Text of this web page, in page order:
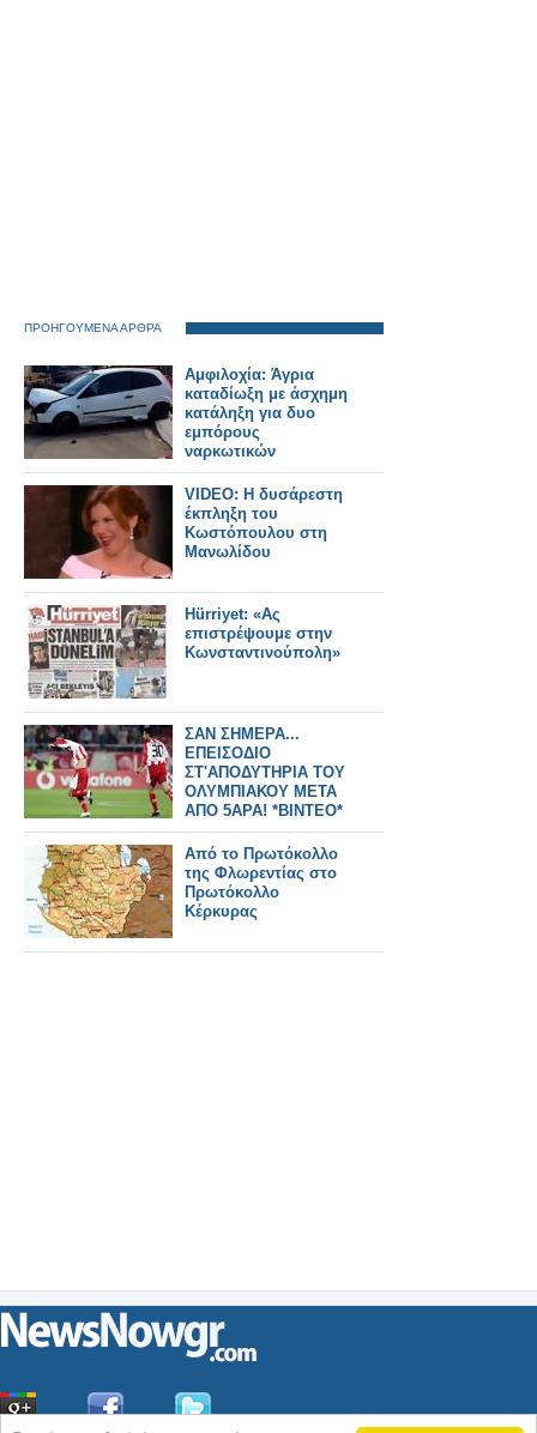
ΠΡΟΗΓΟΥΜΕΝΑ ΑΡΘΡΑ
Αμφιλοχία: Άγρια
καταδίωξη με άσχημη
κατάληξη για δυο
εμπόρους
ναρκωτικών
VIDEO: Η δυσάρεστη
έκπληξη του
Κωστόπουλου στη
Μανωλίδου
Ηürriyet: «Aς
επιστρέψουμε στην
Κωνσταντινούπολη»
ΣΑΝ ΣΗΜΕΡΑ...
ΕΠΕΙΣΟΔΙΟ
ΣΤ'ΑΠΟΔΥΤΗΡΙΑ ΤΟΥ
ΟΛΥΜΠΙΑΚΟΥ ΜΕΤΑ
ΑΠΟ 5ΑΡΑ! *ΒΙΝΤΕΟ*
Από το Πρωτόκολλο
της Φλωρεντίας στο
Πρωτόκολλο
Κέρκυρας